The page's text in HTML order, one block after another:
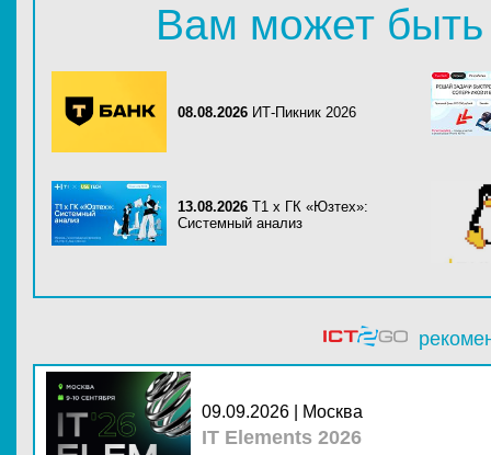
Вам может быть
08.08.2026 ИТ-Пикник 2026
13.08.2026 Т1 x ГК «Юзтех»:
Системный анализ
09.09.2026 | Москва
IT Elements 2026